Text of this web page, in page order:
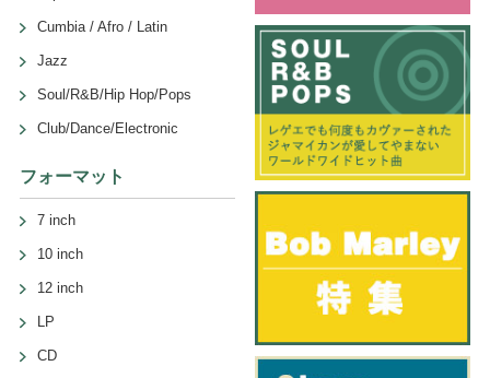
Cumbia / Afro / Latin
Jazz
Soul/R&B/Hip Hop/Pops
Club/Dance/Electronic
フォーマット
7 inch
10 inch
12 inch
LP
CD